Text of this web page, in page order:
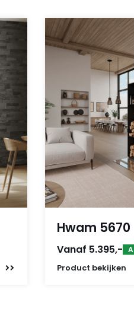
Hwam 5670
Vanaf 5.395,- A
Product bekijken